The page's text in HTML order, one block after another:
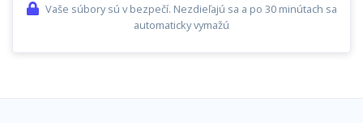
Vaše súbory sú v bezpečí. Nezdieľajú sa a po 30 minútach sa
automaticky vymažú